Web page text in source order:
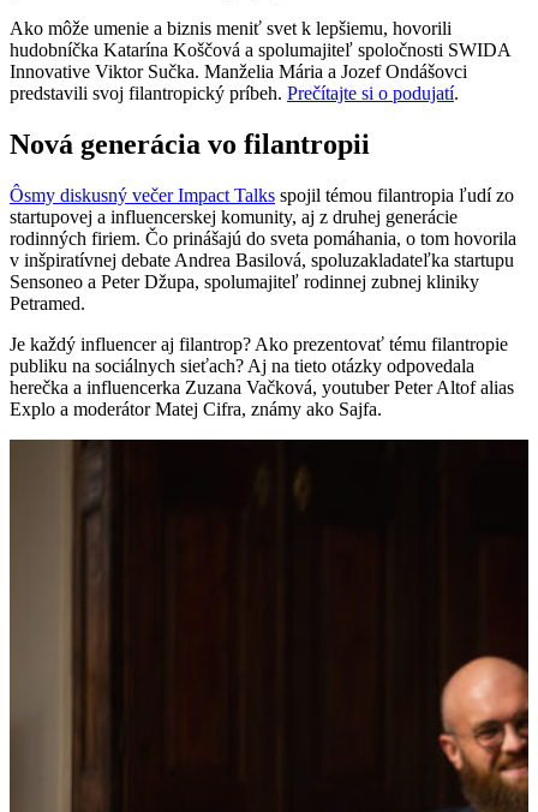
Ako môže umenie a biznis meniť svet k lepšiemu, hovorili
hudobníčka Katarína Koščová a spolumajiteľ spoločnosti SWIDA
Innovative Viktor Sučka. Manželia Mária a Jozef Ondášovci
predstavili svoj filantropický príbeh. Prečítajte si o podujatí.
Nová generácia vo filantropii
Ôsmy diskusný večer Impact Talks spojil témou filantropia ľudí zo
startupovej a influencerskej komunity, aj z druhej generácie
rodinných firiem. Čo prinášajú do sveta pomáhania, o tom hovorila
v inšpiratívnej debate Andrea Basilová, spoluzakladateľka startupu
Sensoneo a Peter Džupa, spolumajiteľ rodinnej zubnej kliniky
Petramed.
Je každý influencer aj filantrop? Ako prezentovať tému filantropie
publiku na sociálnych sieťach? Aj na tieto otázky odpovedala
herečka a influencerka Zuzana Vačková, youtuber Peter Altof alias
Explo a moderátor Matej Cifra, známy ako Sajfa.